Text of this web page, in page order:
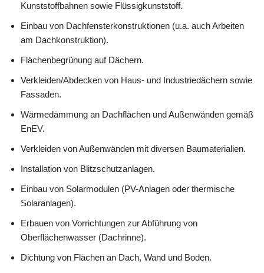
Kunststoffbahnen sowie Flüssigkunststoff.
Einbau von Dachfensterkonstruktionen (u.a. auch Arbeiten
am Dachkonstruktion).
Flächenbegrünung auf Dächern.
Verkleiden/Abdecken von Haus- und Industriedächern sowie
Fassaden.
Wärmedämmung an Dachflächen und Außenwänden gemäß
EnEV.
Verkleiden von Außenwänden mit diversen Baumaterialien.
Installation von Blitzschutzanlagen.
Einbau von Solarmodulen (PV-Anlagen oder thermische
Solaranlagen).
Erbauen von Vorrichtungen zur Abführung von
Oberflächenwasser (Dachrinne).
Dichtung von Flächen an Dach, Wand und Boden.